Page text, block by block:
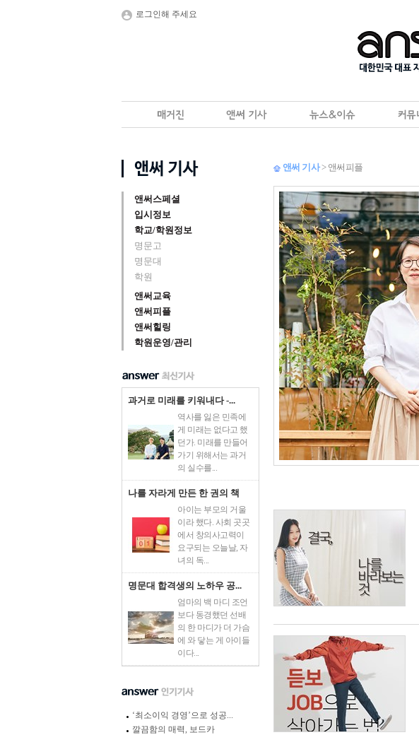
로그인해 주세요
앤써스페셜
입시정보
학교/학원정보
명문고
명문대
학원
앤써교육
앤써피플
앤써힐링
학원운영/관리
과거로 미래를 키워내다 -...
역사를 잃은 민족에
게 미래는 없다고 했
던가. 미래를 만들어
가기 위해서는 과거
의 실수를...
나를 자라게 만든 한 권의 책
아이는 부모의 거울
이라 했다. 사회 곳곳
에서 창의사고력이
요구되는 오늘날, 자
녀의 독...
명문대 합격생의 노하우 공...
엄마의 백 마디 조언
보다 동경했던 선배
의 한 마디가 더 가슴
에 와 닿는 게 아이들
이다...
‘최소이익 경영’으로 성공...
깔끔함의 매력, 보드카
앤써 기사> 앤써피플